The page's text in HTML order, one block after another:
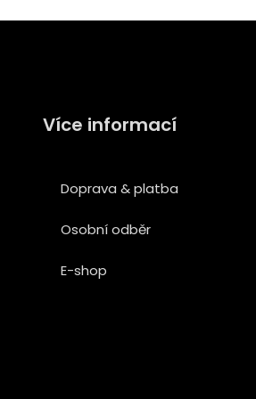
Více informací
Doprava & platba
Osobní odběr
E-shop